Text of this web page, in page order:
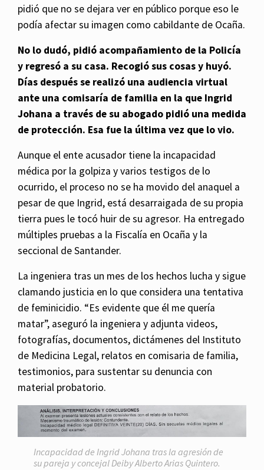
pidió que no se dejara ver en público porque eso le
podía afectar su imagen como cabildante de Ocaña.
No lo dudó, pidió acompañamiento de la Policía
y regresó a su casa. Recogió sus cosas y huyó.
Días después se realizó una audiencia virtual
ante una comisaría de familia en la que Ingrid
Johana a través de su abogado pidió una medida
de protección. Esa fue la última vez que lo vio.
Aunque el ente acusador tiene la incapacidad
médica por la golpiza y varios testigos de lo
ocurrido, el proceso no se ha movido del anaquel a
pesar de que Ingrid, está desarraigada de su propia
tierra pues le tocó huir de su agresor. Ha entregado
múltiples pruebas a la Fiscalía en Ocaña y la
seccional de Santander.
La ingeniera tras un mes de los hechos lucha y sigue
clamando justicia en lo que considera una tentativa
de feminicidio. “Es evidente que él me quería
matar”, aseguró la ingeniera y adjunta videos,
fotografías, documentos, dictámenes del Instituto
de Medicina Legal, relatos en comisaria de familia,
testimonios, para sustentar su denuncia con
material probatorio.
Incapacidad de Ingrid Johana tras la agresión de
su pareja y concejal Deiby Alberto Arias Quintero.